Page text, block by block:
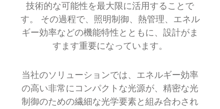
技術的な可能性を最大限に活用することで
す。 その過程で、照明制御、熱管理、エネル
ギー効率などの機能特性とともに、設計がま
すます重要になっています。
当社のソリューションでは、エネルギー効率
の高い非常にコンパクトな光源が、精密な光
制御のための繊細な光学要素と組み合わされ